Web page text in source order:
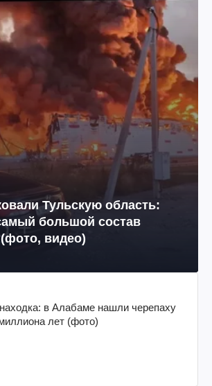
Тульскую область:
большой состав
видео)
в Алабаме нашли черепаху
лет (фото)